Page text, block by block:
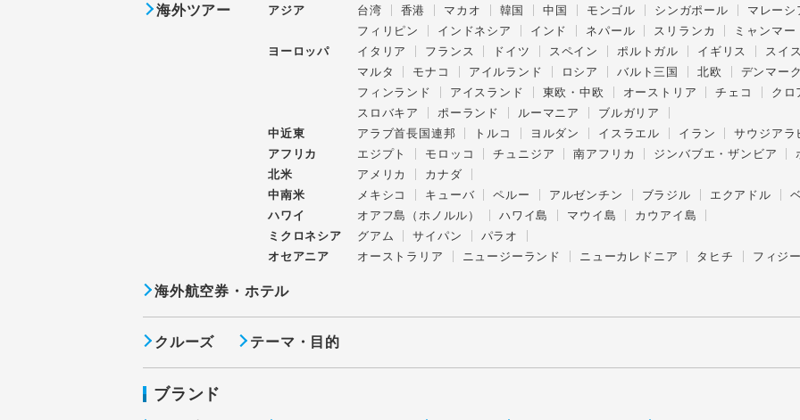
海外ツアー アジア 台湾 香港 マカオ 韓国 中国 モンゴル シンガポール マレーシ
フィリピン
インドネシア インド ネパール スリランカ ミャンマー
ヨーロッパ
イタリア フランス ドイツ スペイン ポルトガル イギリス スイス
マルタ
モナコ アイルランド ロシア バルト三国 北欧 デンマーク
フィンランド
アイスランド 東欧・中欧 オーストリア チェコ クロ
スロバキア
ポーランド ルーマニア
ブルガリア
中近東
アラブ首長国連邦 トルコ ヨルダン イスラエル イラン サウジアラ
アフリカ
エジプト モロッコ チュニジア 南アフリカ ジンバブエ・ザンビア
北米
アメリカ
カナダ
中南米
メキシコ キューバ ペルー アルゼンチン ブラジル エクアドル
ハワイ
オアフ島（ホノルル） ハワイ島 マウイ島
カウアイ島
ミクロネシア
グアム サイパン
パラオ
オセアニア
オーストラリア ニュージーランド ニューカレドニア タヒチ フィジー
海外航空券・ホテル
クルーズ テーマ・目的
ブランド